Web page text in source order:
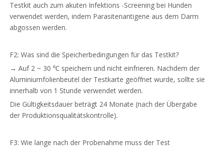
Testkit auch zum akuten Infektions -Screening bei Hunden
verwendet werden, indem Parasitenantigene aus dem Darm
abgossen werden.
F2: Was sind die Speicherbedingungen für das Testkit?
→ Auf 2 ~ 30 ℃ speichern und nicht einfrieren. Nachdem der
Aluminiumfolienbeutel der Testkarte geöffnet wurde, sollte sie
innerhalb von 1 Stunde verwendet werden.
Die Gültigkeitsdauer beträgt 24 Monate (nach der Übergabe
der Produktionsqualitätskontrolle).
F3: Wie lange nach der Probenahme muss der Test